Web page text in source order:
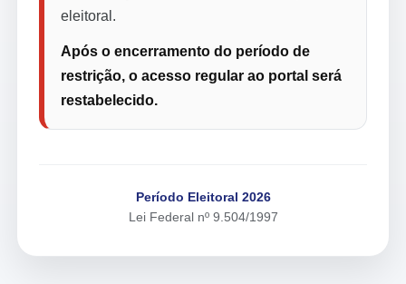
eleitoral.
Após o encerramento do período de
restrição, o acesso regular ao portal será
restabelecido.
Período Eleitoral 2026
Lei Federal nº 9.504/1997